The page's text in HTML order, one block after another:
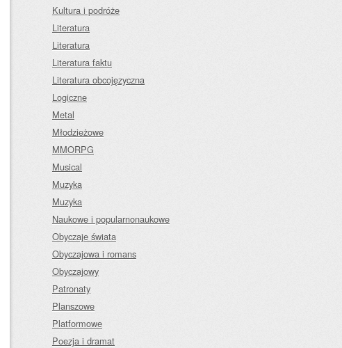
Kultura i podróże
Literatura
Literatura
Literatura faktu
Literatura obcojęzyczna
Logiczne
Metal
Młodzieżowe
MMORPG
Musical
Muzyka
Muzyka
Naukowe i popularnonaukowe
Obyczaje świata
Obyczajowa i romans
Obyczajowy
Patronaty
Planszowe
Platformowe
Poezja i dramat